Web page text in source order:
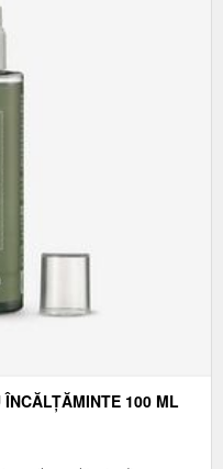
ÎNCĂLȚĂMINTE 100 ML